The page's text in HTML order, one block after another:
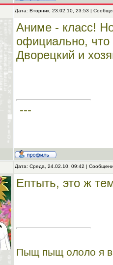
Дата: Вторник, 23.02.10, 23:53 |
Аниме - класс!
официально, что
Дворецкий и
---
Дата: Среда, 24.02.10, 09:42 |
Ептыть, это ж
Пыщ пыщ ололо я